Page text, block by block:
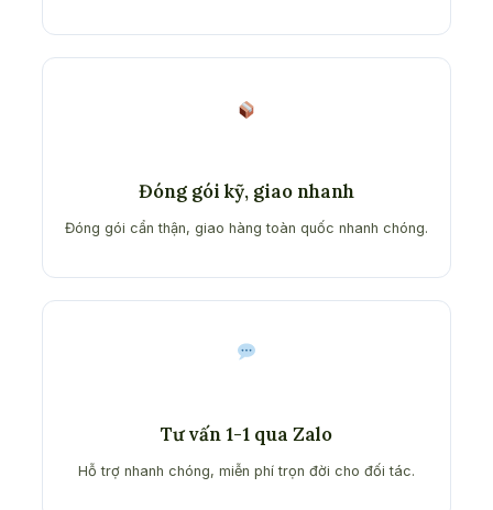
Đóng gói kỹ, giao nhanh
Đóng gói cẩn thận, giao hàng toàn quốc nhanh chóng.
Tư vấn 1-1 qua Zalo
Hỗ trợ nhanh chóng, miễn phí trọn đời cho đối tác.